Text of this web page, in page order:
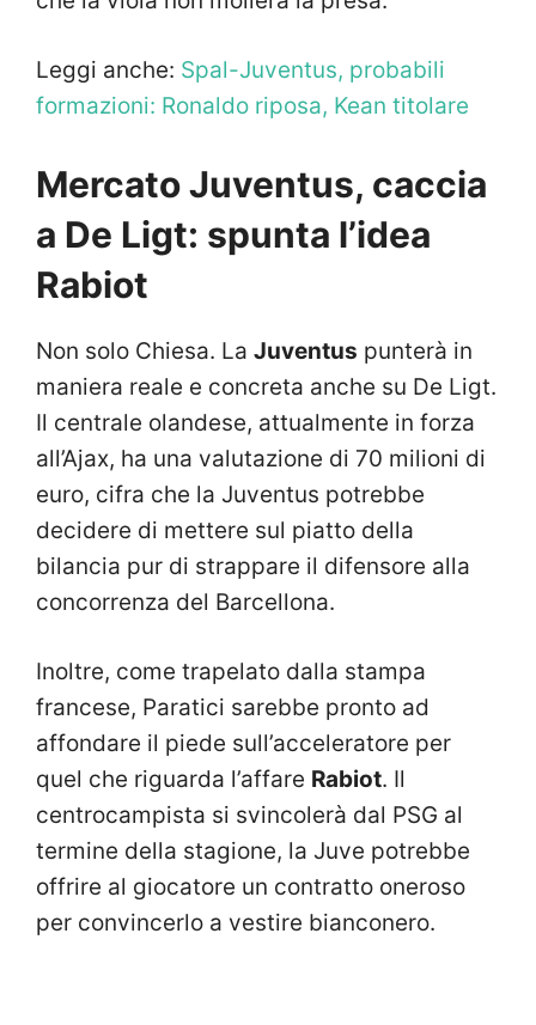
Leggi anche: Spal-Juventus, probabili
formazioni: Ronaldo riposa, Kean titolare
Mercato Juventus, caccia
a De Ligt: spunta l’idea
Rabiot
Non solo Chiesa. La Juventus punterà in
maniera reale e concreta anche su De Ligt.
Il centrale olandese, attualmente in forza
all’Ajax, ha una valutazione di 70 milioni di
euro, cifra che la Juventus potrebbe
decidere di mettere sul piatto della
bilancia pur di strappare il difensore alla
concorrenza del Barcellona.
Inoltre, come trapelato dalla stampa
francese, Paratici sarebbe pronto ad
affondare il piede sull’acceleratore per
quel che riguarda l’affare Rabiot. Il
centrocampista si svincolerà dal PSG al
termine della stagione, la Juve potrebbe
offrire al giocatore un contratto oneroso
per convincerlo a vestire bianconero.